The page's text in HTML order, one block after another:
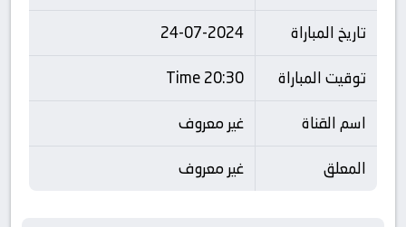
تاريخ المباراة
24-07-2024
توقيت المباراة
20:30 Time
اسم القناة
غير معروف
المعلق
غير معروف